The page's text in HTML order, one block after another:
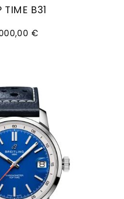
TIME B31
€